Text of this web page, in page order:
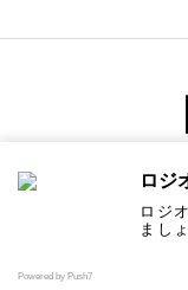
Copyright © ロジオ／地
ロジ
ロジ
まし
Powered by Push7